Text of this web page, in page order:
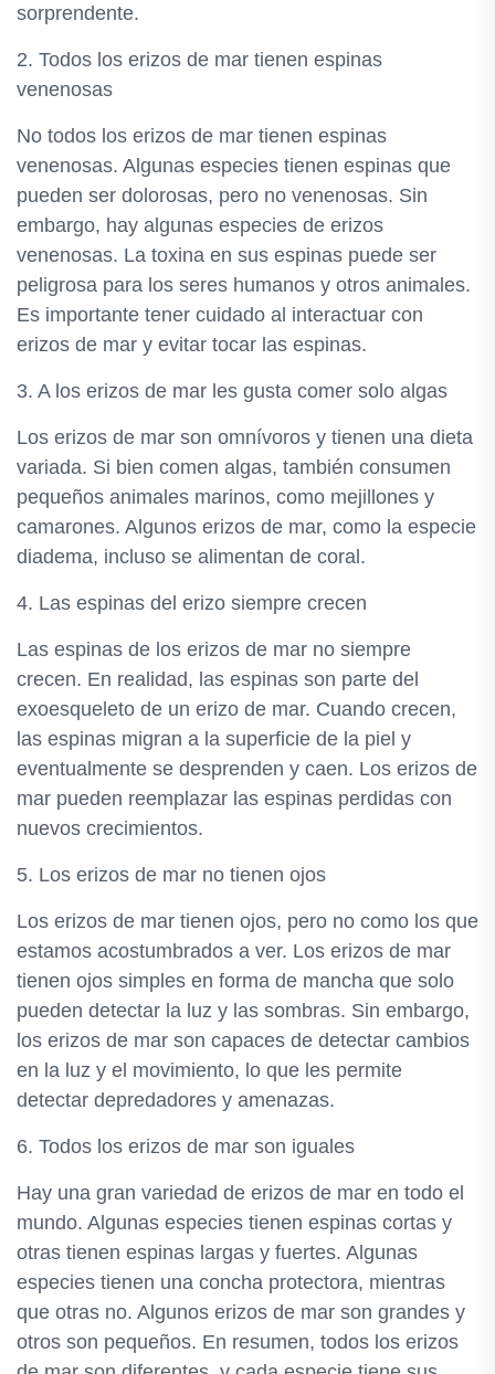
sorprendente.
2. Todos los erizos de mar tienen espinas
venenosas
No todos los erizos de mar tienen espinas
venenosas. Algunas especies tienen espinas que
pueden ser dolorosas, pero no venenosas. Sin
embargo, hay algunas especies de erizos
venenosas. La toxina en sus espinas puede ser
peligrosa para los seres humanos y otros animales.
Es importante tener cuidado al interactuar con
erizos de mar y evitar tocar las espinas.
3. A los erizos de mar les gusta comer solo algas
Los erizos de mar son omnívoros y tienen una dieta
variada. Si bien comen algas, también consumen
pequeños animales marinos, como mejillones y
camarones. Algunos erizos de mar, como la especie
diadema, incluso se alimentan de coral.
4. Las espinas del erizo siempre crecen
Las espinas de los erizos de mar no siempre
crecen. En realidad, las espinas son parte del
exoesqueleto de un erizo de mar. Cuando crecen,
las espinas migran a la superficie de la piel y
eventualmente se desprenden y caen. Los erizos de
mar pueden reemplazar las espinas perdidas con
nuevos crecimientos.
5. Los erizos de mar no tienen ojos
Los erizos de mar tienen ojos, pero no como los que
estamos acostumbrados a ver. Los erizos de mar
tienen ojos simples en forma de mancha que solo
pueden detectar la luz y las sombras. Sin embargo,
los erizos de mar son capaces de detectar cambios
en la luz y el movimiento, lo que les permite
detectar depredadores y amenazas.
6. Todos los erizos de mar son iguales
Hay una gran variedad de erizos de mar en todo el
mundo. Algunas especies tienen espinas cortas y
otras tienen espinas largas y fuertes. Algunas
especies tienen una concha protectora, mientras
que otras no. Algunos erizos de mar son grandes y
otros son pequeños. En resumen, todos los erizos